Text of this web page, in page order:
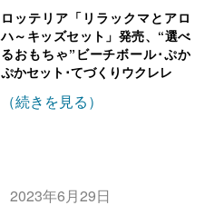
ロッテリア「リラックマとアロ
ハ～キッズセット」発売、“選べ
るおもちゃ”ビーチボール･ぷか
ぷかセット･てづくりウクレレ
（続きを見る）
2023年6月29日